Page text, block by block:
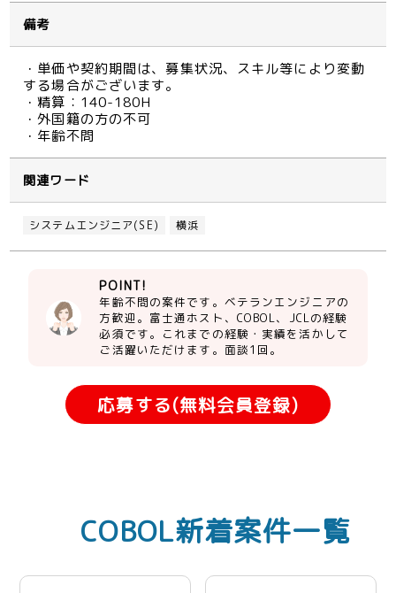
備考
・単価や契約期間は、募集状況、スキル等により変動
する場合がございます。
・精算：140-180H
・外国籍の方の不可
・年齢不問
関連ワード
システムエンジニア(SE) 横浜
POINT!
年齢不問の案件です。ベテランエンジニアの
方歓迎。富士通ホスト、COBOL、JCLの経験
必須です。これまでの経験・実績を活かして
ご活躍いただけます。面談1回。
応募する(無料会員登録)
COBOL新着案件一覧